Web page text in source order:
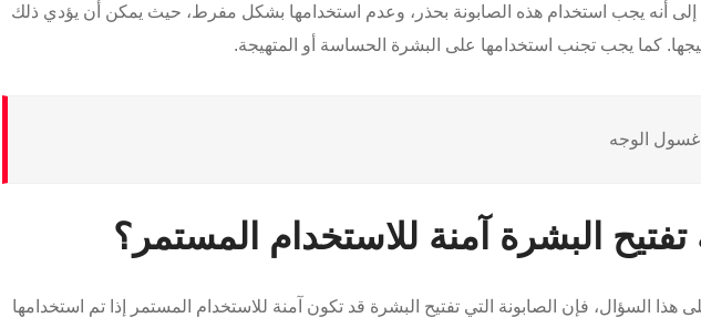
إلى أنه يجب استخدام هذه الصابونة بحذر، وعدم استخدامها بشكل مفرط، حيث يمكن أن يؤدي ذلك
كما يجب تجنب استخدامها على البشرة الحساسة أو المتهيجة.
غسول الوجه
البشرة آمنة للاستخدام المستمر؟
هذا السؤال، فإن الصابونة التي تفتيح البشرة قد تكون آمنة للاستخدام المستمر إذا تم استخدامها